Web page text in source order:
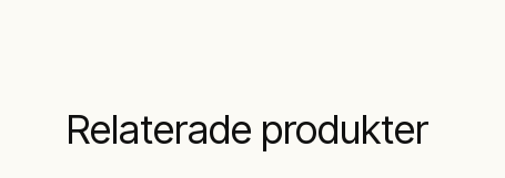
Relaterade produkter